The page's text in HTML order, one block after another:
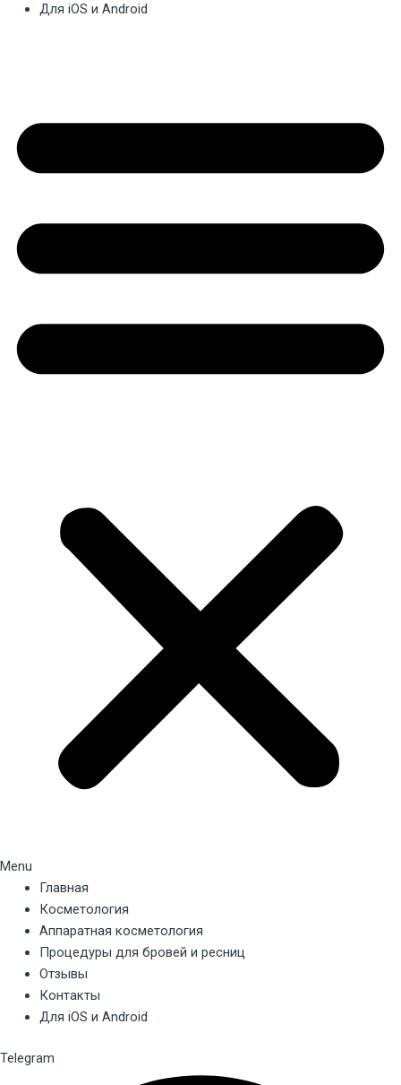
Для iOS и Android
Menu
Главная
Косметология
Аппаратная косметология
Процедуры для бровей и ресниц
Отзывы
Контакты
Для iOS и Android
Telegram